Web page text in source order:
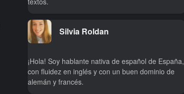
Silvia Roldan
¡Hola! Soy hablante nativa de español de España,
con fluidez en inglés y con un buen dominio de
alemán y francés.